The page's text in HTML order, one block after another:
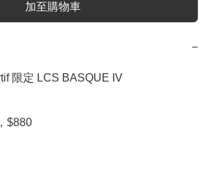
加至購物車
−
限定 LCS BASQUE IV
$880